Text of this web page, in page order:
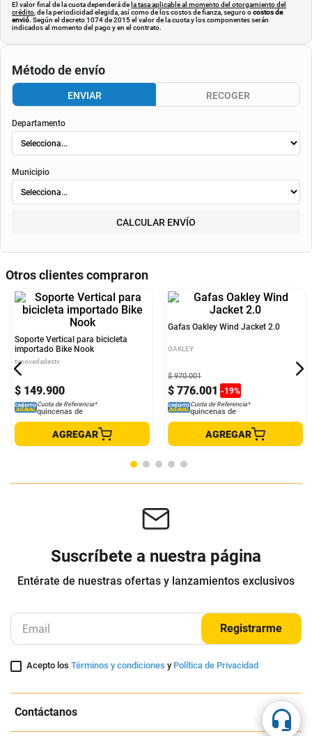
El valor final de la cuota dependerá de la tasa aplicable al momento del otorgamiento del
crédito , de la periodicidad elegida, así como de los costos de fianza, seguro ocostos de
envió. Según el decreto 1074 de 2015 el valor de la cuota y los componentes serán
indicados al momento del pago y en el contrato.
Método de envío
ENVIAR RECOGER
Departamento
Municipio
CALCULAR ENVÍO
Otros clientes compraron
Soporte Vertical para bicicleta
importado Bike Nook
tvnovedadestv
Gafas Oakley Wind Jacket 2.0
OAKLEY
$ 970
Suscríbete a nuestra página
Entérate de nuestras ofertas y lanzamientos exclusivos
Registrarme